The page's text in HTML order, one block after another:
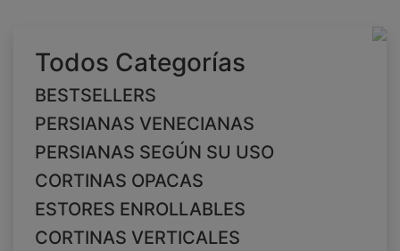
Todos Categorías
BESTSELLERS
PERSIANAS VENECIANAS
PERSIANAS SEGÚN SU USO
CORTINAS OPACAS
ESTORES ENROLLABLES
CORTINAS VERTICALES